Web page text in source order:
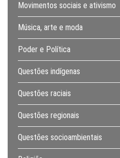
Movimentos sociais e ativismo
Música, arte e moda
Poder e Política
Questões indígenas
Questões raciais
Questões regionais
Questões socioambientais